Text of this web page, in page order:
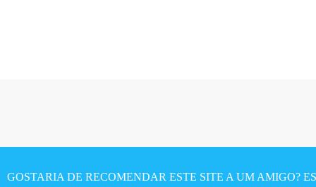
g
GOSTARIA DE RECOMENDAR ESTE SITE A UM AMIGO?